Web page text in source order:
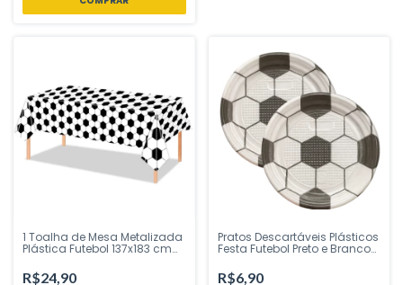
1 Toalha de Mesa Metalizada
Plástica Futebol 137x183 cm
sua Festa Loja
R$24,90
Pratos Descartáveis Plásticos
Festa Futebol Preto e Branco
Unidades Plastik
R$6,90